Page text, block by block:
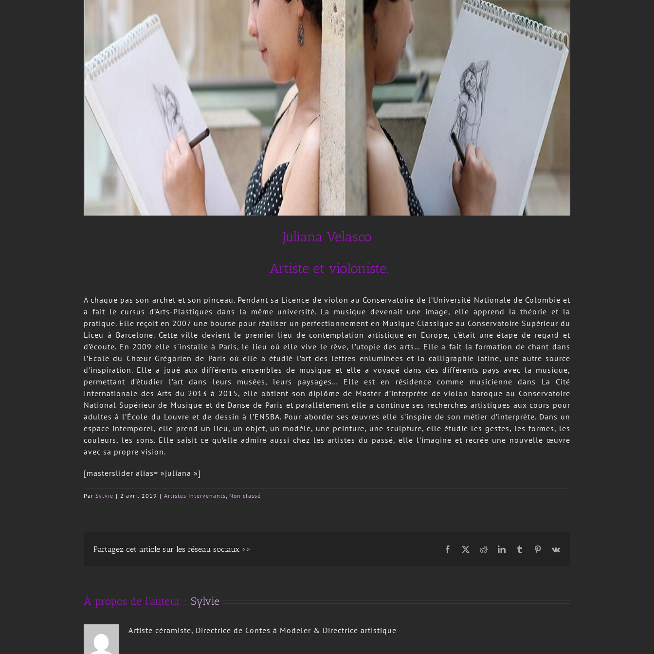
Juliana Velasco
Artiste et violoniste.
A chaque pas son archet et son pinceau. Pendant sa Licence de violon au Conservatoire de l’Université Nationale de Colombie et
a fait le cursus d’Arts-Plastiques dans la même université. La musique devenait une image, elle apprend la théorie et la
pratique. Elle reçoit en 2007 une bourse pour réaliser un perfectionnement en Musique Classique au Conservatoire Supérieur du
Liceu à Barcelone. Cette ville devient le premier lieu de contemplation artistique en Europe, c’était une étape de regard et
d’écoute. En 2009 elle s´installe à Paris, le lieu où elle vive le rêve, l’utopie des arts… Elle a fait la formation de chant dans
l’Ecole du Chœur Grégorien de Paris où elle a étudié l’art des lettres enluminées et la calligraphie latine, une autre source
d’inspiration. Elle a joué aux différents ensembles de musique et elle a voyagé dans des différents pays avec la musique,
permettant d’étudier l’art dans leurs musées, leurs paysages… Elle est en résidence comme musicienne dans La Cité
Internationale des Arts du 2013 à 2015, elle obtient son diplôme de Master d’interprète de violon baroque au Conservatoire
National Supérieur de Musique et de Danse de Paris et parallèlement elle a continue ses recherches artistiques aux cours pour
adultes à l’École du Louvre et de dessin à l’ENSBA. Pour aborder ses œuvres elle s’inspire de son métier d’interprète. Dans un
espace intemporel, elle prend un lieu, un objet, un modèle, une peinture, une sculpture, elle étudie les gestes, les formes, les
couleurs, les sons. Elle saisit ce qu’elle admire aussi chez les artistes du passé, elle l’imagine et recrée une nouvelle œuvre
avec sa propre vision.
[masterslider alias= »juliana »]
Par Sylvie | 2 avril 2019 | Artistes Intervenants, Non classé
Partagez cet article sur les réseau sociaux >> Facebook Reddit LinkedIn
TumblrPinterest
À propos de l'auteur : Sylvie
Artiste céramiste, Directrice de Contes à Modeler & Directrice artistique